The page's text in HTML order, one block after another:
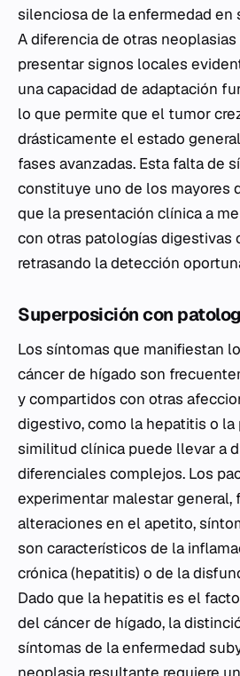
silenciosa de la enfermedad en
A diferencia de otras
presentar signos locales
una capacidad de adaptación
lo que permite que el tumor
drásticamente el estado
fases avanzadas. Esta falta de
constituye uno de los mayores
que la presentación clínica a
con otras patologías digestivas
retrasando la detección
Superposición con
Los síntomas que manifiestan
cáncer de hígado son
y compartidos con otras
digestivo, como la hepatitis o la
similitud clínica puede llevar a
diferenciales complejos. Los
experimentar malestar general,
alteraciones en el apetito,
son característicos de la
crónica (hepatitis) o de la
Dado que la hepatitis es el
del cáncer de hígado, la
síntomas de la enfermedad